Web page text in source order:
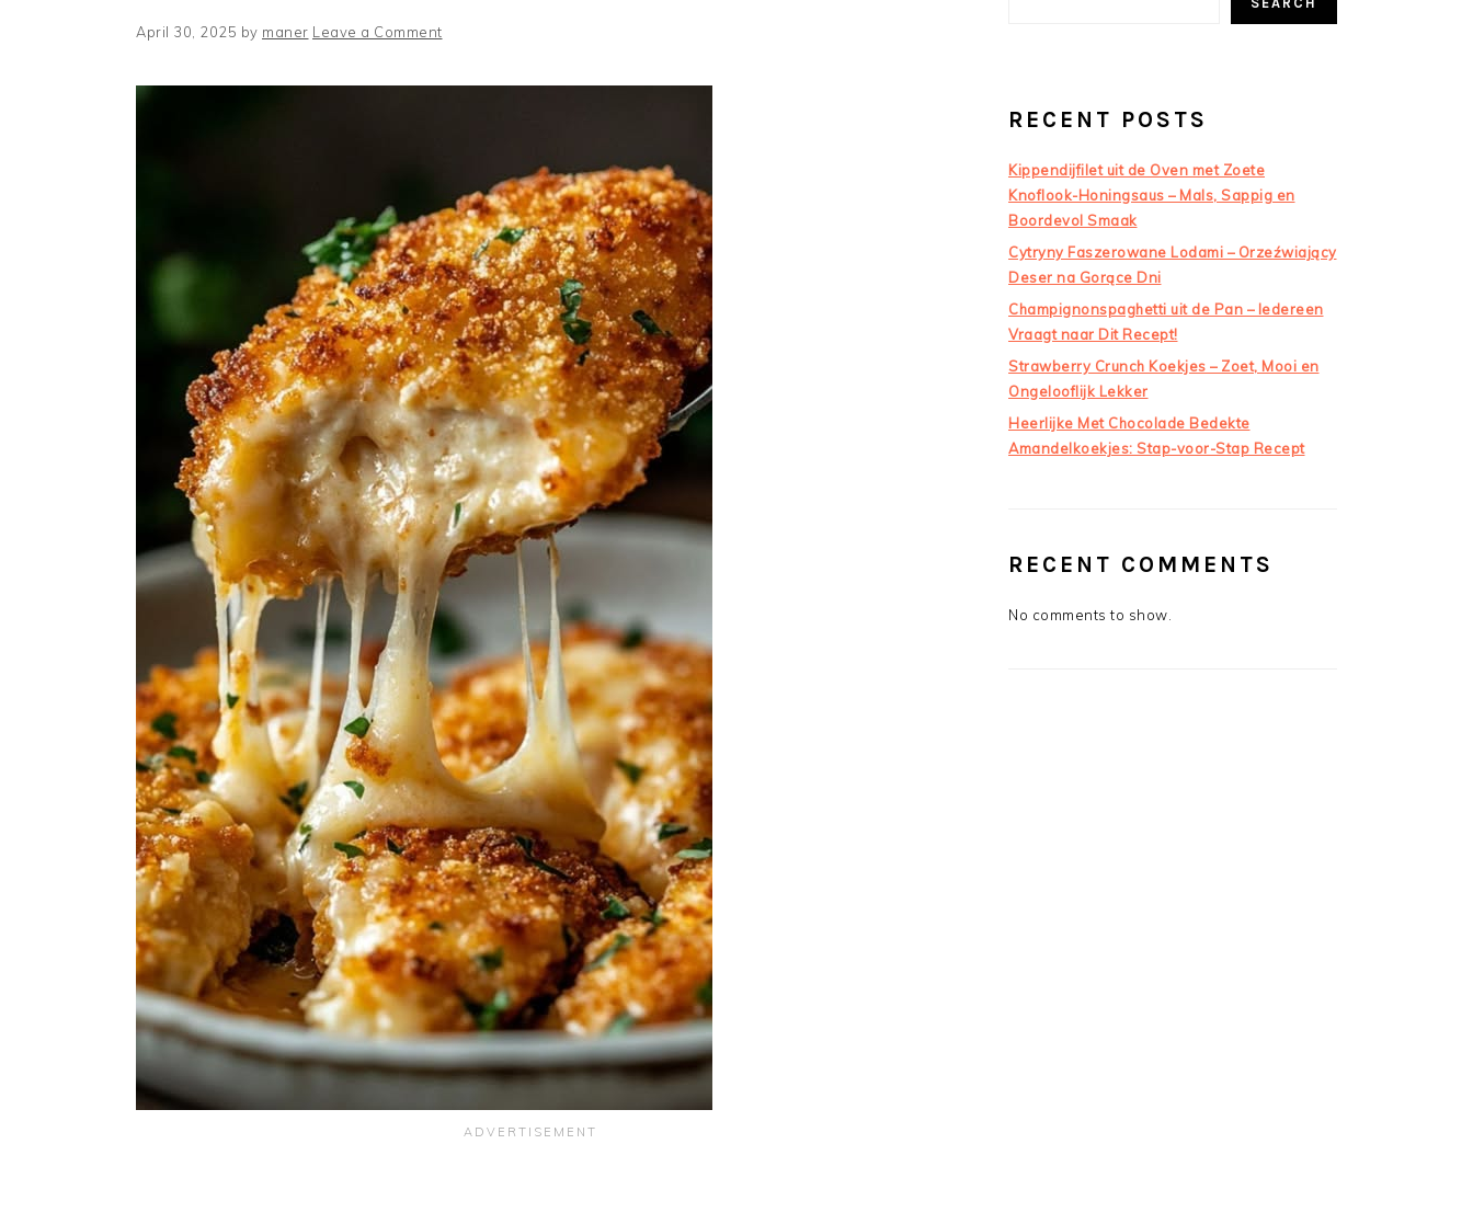
April 30, 2025 by maner Leave a Comment
RECENT POSTS
Kippendijfilet uit de Oven met Zoete
Knoflook-Honingsaus – Mals, Sappig en
Boordevol Smaak
Cytryny Faszerowane Lodami – Orzeźwiający
Deser na Gorące Dni
Champignonspaghetti uit de Pan – Iedereen
Vraagt naar Dit Recept!
Strawberry Crunch Koekjes – Zoet, Mooi en
Ongelooflijk Lekker
Heerlijke Met Chocolade Bedekte
Amandelkoekjes: Stap-voor-Stap Recept
RECENT COMMENTS
No comments to show.